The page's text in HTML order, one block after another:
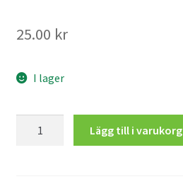
25.00 kr
I lager
Lägg till i varukorg